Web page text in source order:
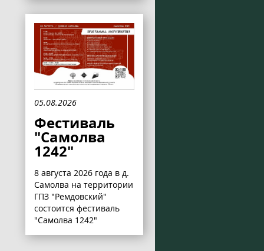
05.08.2026
Фестиваль
"Самолва
1242"
8 августа 2026 года в д.
Самолва на территории
ГПЗ "Ремдовский"
состоится фестиваль
"Самолва 1242"